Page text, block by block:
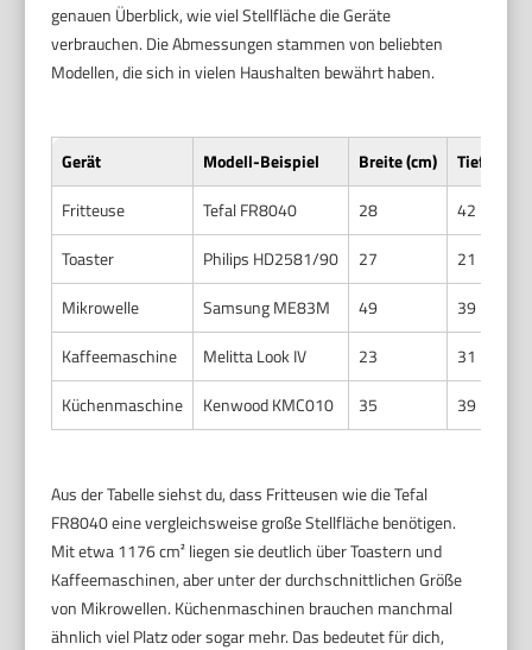
genauen Überblick, wie viel Stellfläche die Geräte
verbrauchen. Die Abmessungen stammen von beliebten
Modellen, die sich in vielen Haushalten bewährt haben.
Gerät Modell-Beispiel Breite (cm)
Tiefe (cm)
Fritteuse
Tefal FR8040 28
42
Toaster
Philips HD2581/90 27
21
Mikrowelle
Samsung ME83M 49
39
Kaffeemaschine
Melitta Look IV 23
31
Küchenmaschine
Kenwood KMC010 35 39
Aus der Tabelle siehst du, dass Fritteusen wie die Tefal
FR8040 eine vergleichsweise große Stellfläche benötigen.
Mit etwa 1176 cm² liegen sie deutlich über Toastern und
Kaffeemaschinen, aber unter der durchschnittlichen Größe
von Mikrowellen. Küchenmaschinen brauchen manchmal
ähnlich viel Platz oder sogar mehr. Das bedeutet für dich,